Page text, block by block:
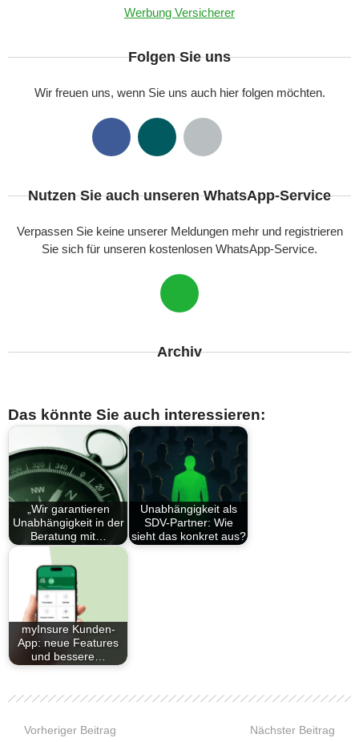
Werbung Versicherer
Folgen Sie uns
Wir freuen uns, wenn Sie uns auch hier folgen möchten.
Nutzen Sie auch unseren WhatsApp-Service
Verpassen Sie keine unserer Meldungen mehr und registrieren
Sie sich für unseren kostenlosen WhatsApp-Service.
Archiv
Das könnte Sie auch interessieren:
„Wir garantieren
Unabhängigkeit in der
Beratung mit…
Unabhängigkeit als
SDV-Partner: Wie
sieht das konkret aus?
myInsure Kunden-
App: neue Features
und bessere…
Vorheriger Beitrag Nächster Beitrag